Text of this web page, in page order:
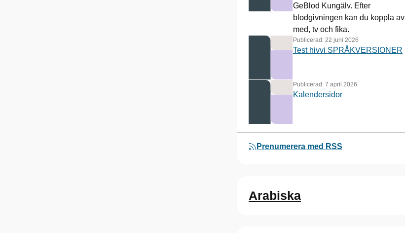
GeBlod Kungälv. Efter
blodgivningen kan du koppla av
med, tv och fika.
Publicerad: 22 juni 2026
Test hivvi SPRÅKVERSIONER
Publicerad: 7 april 2026
Kalendersidor
Prenumerera med RSS
Arabiska